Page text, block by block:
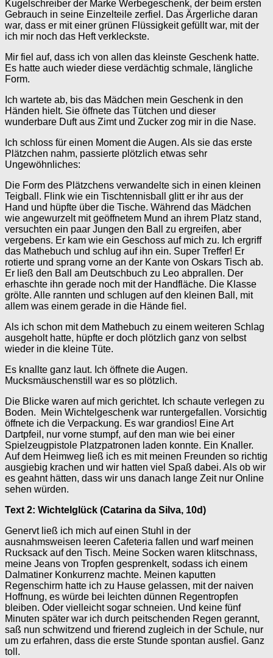
Kugelschreiber der Marke Werbegeschenk, der beim ersten
Gebrauch in seine Einzelteile zerfiel. Das Ärgerliche daran
war, dass er mit einer grünen Flüssigkeit gefüllt war, mit der
ich mir noch das Heft verkleckste.
Mir fiel auf, dass ich von allen das kleinste Geschenk hatte.
Es hatte auch wieder diese verdächtig schmale, längliche
Form.
Ich wartete ab, bis das Mädchen mein Geschenk in den
Händen hielt. Sie öffnete das Tütchen und dieser
wunderbare Duft aus Zimt und Zucker zog mir in die Nase.
Ich schloss für einen Moment die Augen. Als sie das erste
Plätzchen nahm, passierte plötzlich etwas sehr
Ungewöhnliches:
Die Form des Plätzchens verwandelte sich in einen kleinen
Teigball. Flink wie ein Tischtennisball glitt er ihr aus der
Hand und hüpfte über die Tische. Während das Mädchen
wie angewurzelt mit geöffnetem Mund an ihrem Platz stand,
versuchten ein paar Jungen den Ball zu ergreifen, aber
vergebens. Er kam wie ein Geschoss auf mich zu. Ich ergriff
das Mathebuch und schlug auf ihn ein. Super Treffer! Er
rotierte und sprang vorne an der Kante von Oskars Tisch ab.
Er ließ den Ball am Deutschbuch zu Leo abprallen. Der
erhaschte ihn gerade noch mit der Handfläche. Die Klasse
grölte. Alle rannten und schlugen auf den kleinen Ball, mit
allem was einem gerade in die Hände fiel.
Als ich schon mit dem Mathebuch zu einem weiteren Schlag
ausgeholt hatte, hüpfte er doch plötzlich ganz von selbst
wieder in die kleine Tüte.
Es knallte ganz laut. Ich öffnete die Augen.
Mucksmäuschenstill war es so plötzlich.
Die Blicke waren auf mich gerichtet. Ich schaute verlegen zu
Boden. Mein Wichtelgeschenk war runtergefallen. Vorsichtig
öffnete ich die Verpackung. Es war grandios! Eine Art
Dartpfeil, nur vorne stumpf, auf den man wie bei einer
Spielzeugpistole Platzpatronen laden konnte. Ein Knaller.
Auf dem Heimweg ließ ich es mit meinen Freunden so richtig
ausgiebig krachen und wir hatten viel Spaß dabei. Als ob wir
es geahnt hätten, dass wir uns danach lange Zeit nur Online
sehen würden.
Text 2: Wichtelglück (Catarina da Silva, 10d)
Genervt ließ ich mich auf einen Stuhl in der
ausnahmsweisen leeren Cafeteria fallen und warf meinen
Rucksack auf den Tisch. Meine Socken waren klitschnass,
meine Jeans von Tropfen gesprenkelt, sodass ich einem
Dalmatiner Konkurrenz machte. Meinen kaputten
Regenschirm hatte ich zu Hause gelassen, mit der naiven
Hoffnung, es würde bei leichten dünnen Regentropfen
bleiben. Oder vielleicht sogar schneien. Und keine fünf
Minuten später war ich durch peitschenden Regen gerannt,
saß nun schwitzend und frierend zugleich in der Schule, nur
um zu erfahren, dass die erste Stunde spontan ausfiel. Ganz
toll.